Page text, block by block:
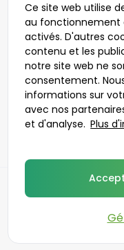
©
Ce site web utilise
au fonctionnement
activés. D'autres
contenu et les
notre site web ne
consentement.
informations sur
avec nos
et d'analyse. Plus